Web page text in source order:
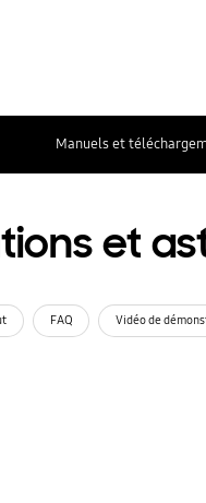
Manuels et
et
FAQ Vidéo de